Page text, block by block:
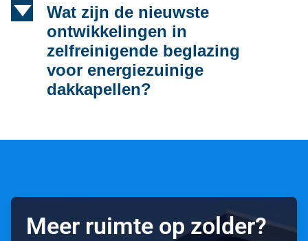
d
Wat zijn de nieuwste
ontwikkelingen in
zelfreinigende beglazing
voor energiezuinige
dakkapellen?
Meer ruimte op zolder?